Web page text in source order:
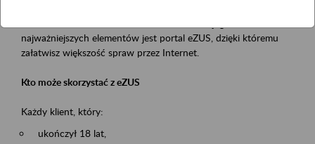
najważniejszych elementów jest portal eZUS, dzięki któremu
załatwisz większość spraw przez Internet.
Kto może skorzystać z eZUS
Każdy klient, który:
ukończył 18 lat,